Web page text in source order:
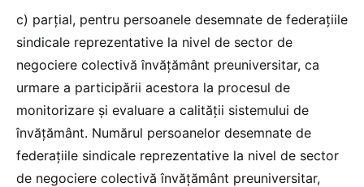
c) parțial, pentru persoanele desemnate de federațiile
sindicale reprezentative la nivel de sector de
negociere colectivă învățământ preuniversitar, ca
urmare a participării acestora la procesul de
monitorizare și evaluare a calității sistemului de
învățământ. Numărul persoanelor desemnate de
federațiile sindicale reprezentative la nivel de sector
de negociere colectivă învățământ preuniversitar,